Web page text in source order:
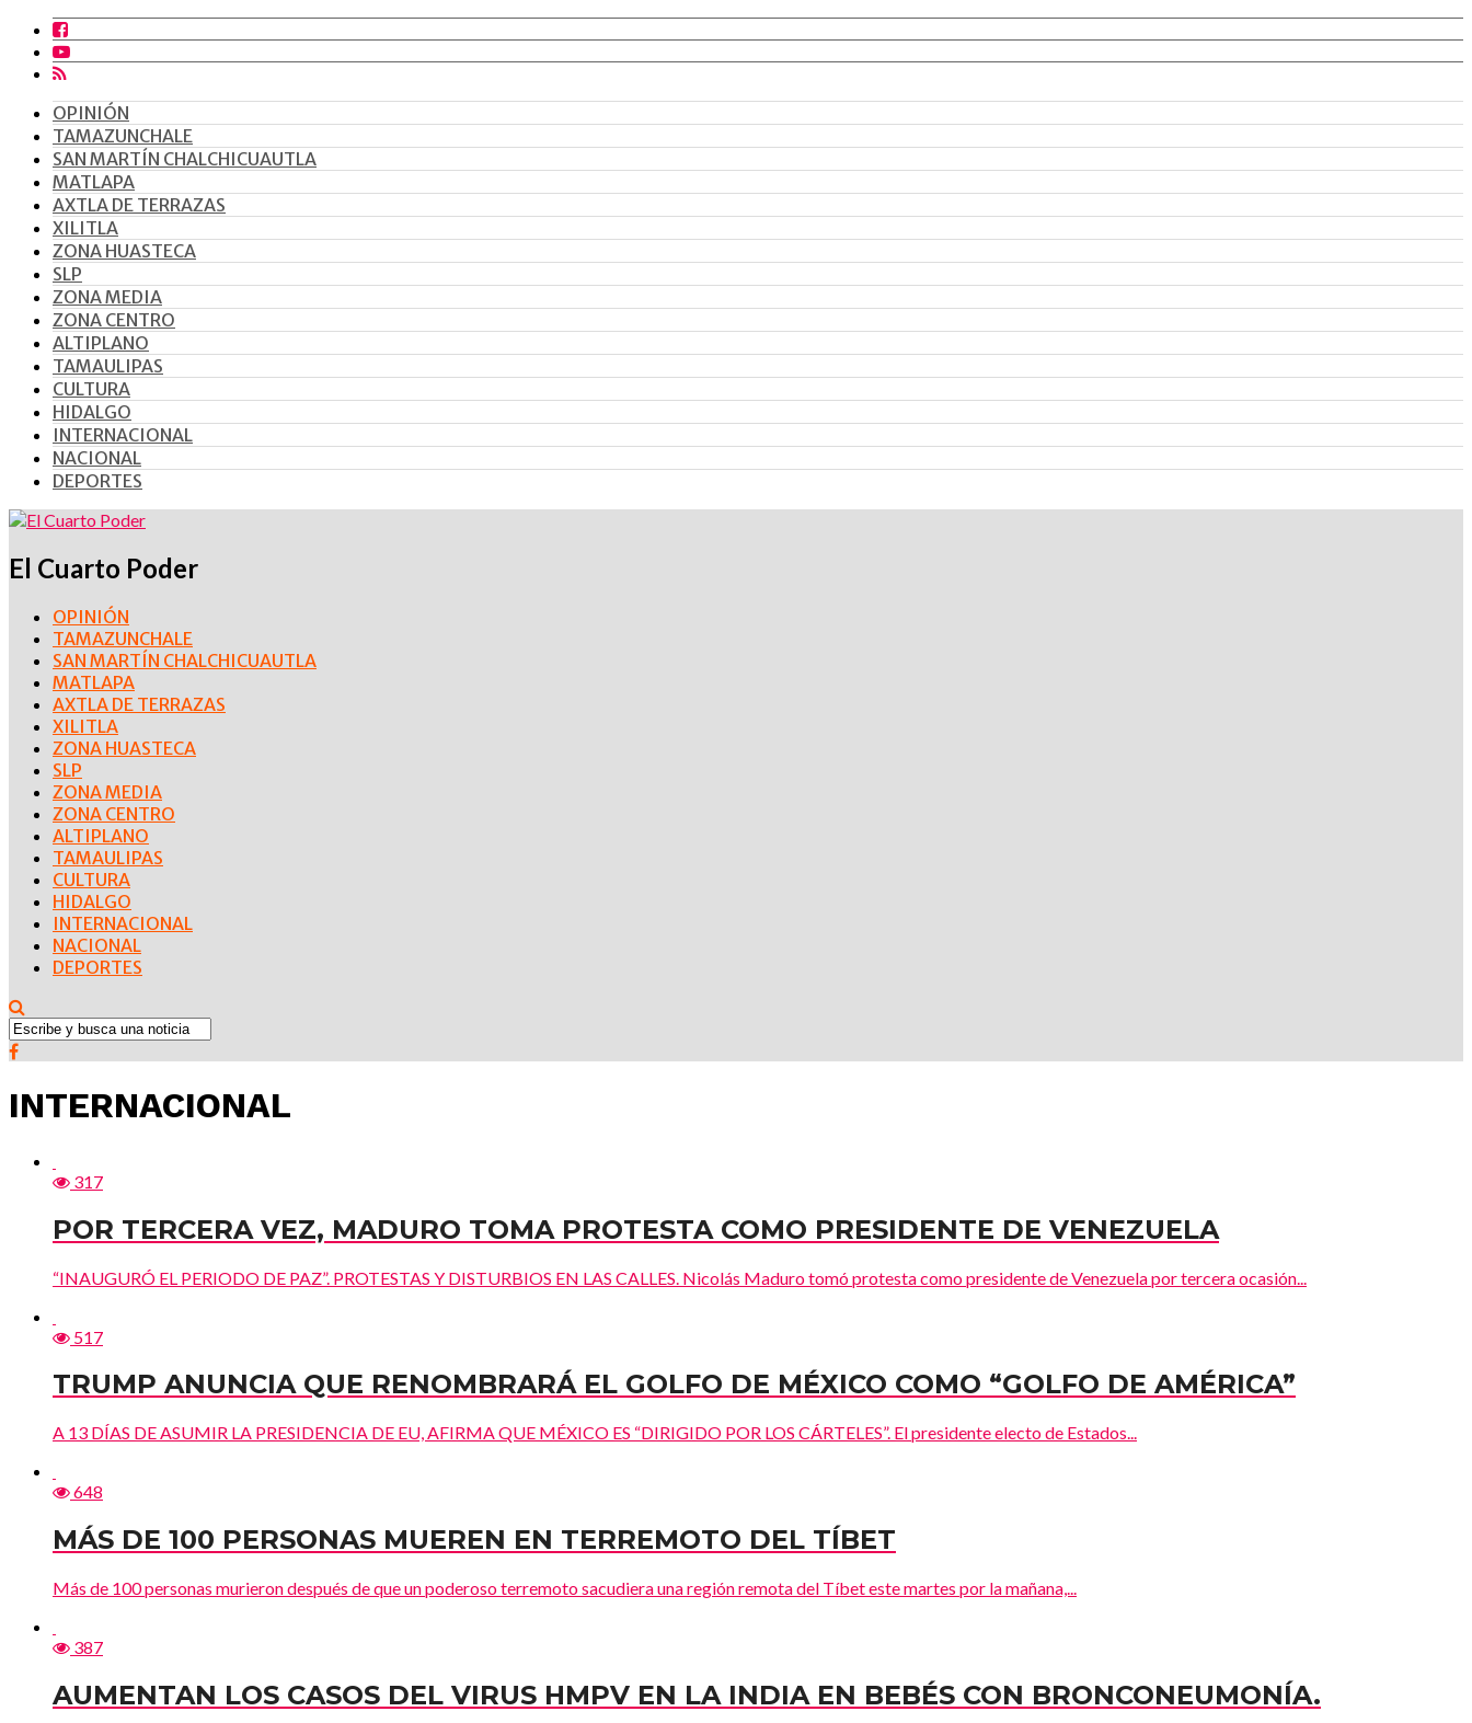
OPINIÓN
TAMAZUNCHALE
SAN MARTÍN CHALCHICUAUTLA
MATLAPA
AXTLA DE TERRAZAS
XILITLA
ZONA HUASTECA
SLP
ZONA MEDIA
ZONA CENTRO
ALTIPLANO
TAMAULIPAS
CULTURA
HIDALGO
INTERNACIONAL
NACIONAL
DEPORTES
El Cuarto Poder
OPINIÓN
TAMAZUNCHALE
SAN MARTÍN CHALCHICUAUTLA
MATLAPA
AXTLA DE TERRAZAS
XILITLA
ZONA HUASTECA
SLP
ZONA MEDIA
ZONA CENTRO
ALTIPLANO
TAMAULIPAS
CULTURA
HIDALGO
INTERNACIONAL
NACIONAL
DEPORTES
INTERNACIONAL
317
POR TERCERA VEZ, MADURO TOMA PROTESTA COMO PRESIDENTE DE VENEZUELA
“INAUGURÓ EL PERIODO DE PAZ”. PROTESTAS Y DISTURBIOS EN LAS CALLES. Nicolás Maduro tomó protesta como presidente de Venezuela por tercera ocasión...
517
TRUMP ANUNCIA QUE RENOMBRARÁ EL GOLFO DE MÉXICO COMO “GOLFO DE AMÉRICA”
A 13 DÍAS DE ASUMIR LA PRESIDENCIA DE EU, AFIRMA QUE MÉXICO ES “DIRIGIDO POR LOS CÁRTELES”. El presidente electo de Estados...
648
MÁS DE 100 PERSONAS MUEREN EN TERREMOTO DEL TÍBET
Más de 100 personas murieron después de que un poderoso terremoto sacudiera una región remota del Tíbet este martes por la mañana,...
387
AUMENTAN LOS CASOS DEL VIRUS HMPV EN LA INDIA EN BEBÉS CON BRONCONEUMONÍA.